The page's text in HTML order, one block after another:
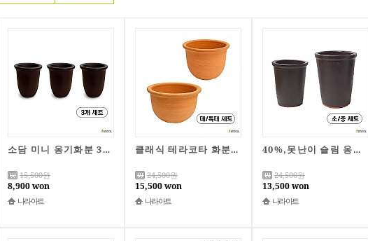
소담 미니 옹기화분 3개세트/B급/한정특가
15,500원
8,900 won
나라아트
클래식 테라코타 화분 2종(대/특대)/자체제작/국산토분
24,500원
15,500 won
나라아트
40%,못난이 슬림 옹기 화분 2종(소/중)/B급상품/리퍼상품/한정특가
24,500원
13,500 won
나라아트